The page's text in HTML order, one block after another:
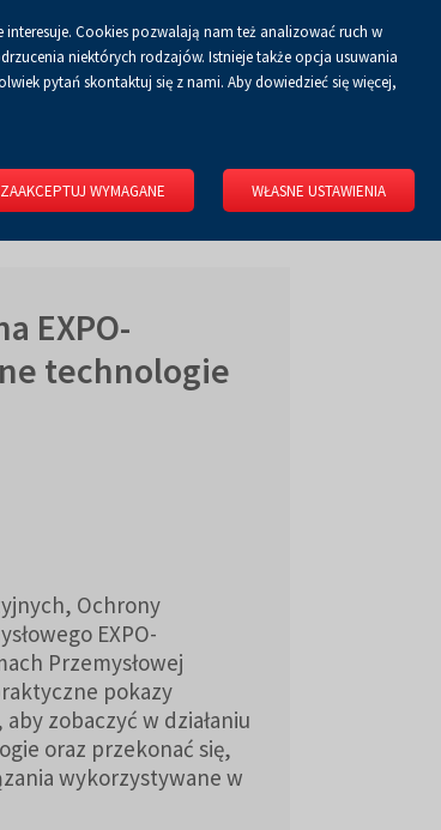
ZALOGUJ SIĘ 0.00 zł Koszyk
EXPO-
technologie
Ochrony
EXPO-
Przemysłowej
pokazy
zobaczyć w działaniu
oraz przekonać się,
wykorzystywane w
Cookies pozwalają nam też analizować ruch w
niektórych rodzajów. Istnieje także opcja usuwania
pytań skontaktuj się z nami. Aby dowiedzieć się więcej,
ZAAKCEPTUJ WYMAGANE WŁASNE USTAWIENIA